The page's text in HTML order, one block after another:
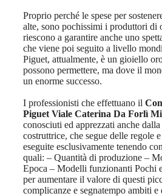
Proprio perché le spese per
alte, sono pochissimi i produttori di
riescono a garantire anche uno
che viene poi seguito a livello
Piguet, attualmente, è un gioiello
possono permettere, ma dove il
un enorme successo.
I professionisti che effettuano il
Piguet Viale Caterina Da Forlì
conosciuti ed apprezzati anche dalla
costruttrice, che segue delle regole
eseguite esclusivamente tenendo
quali: – Quantità di produzione –
Epoca – Modelli funzionanti Pochi
per aumentare il valore di questi
complicanze e segnatempo ambiti